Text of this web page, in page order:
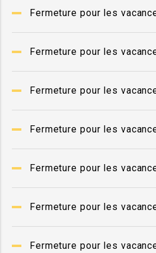
Fermeture pour les
Fermeture pour les
Fermeture pour les
Fermeture pour les
Fermeture pour les
Fermeture pour les
Fermeture pour les